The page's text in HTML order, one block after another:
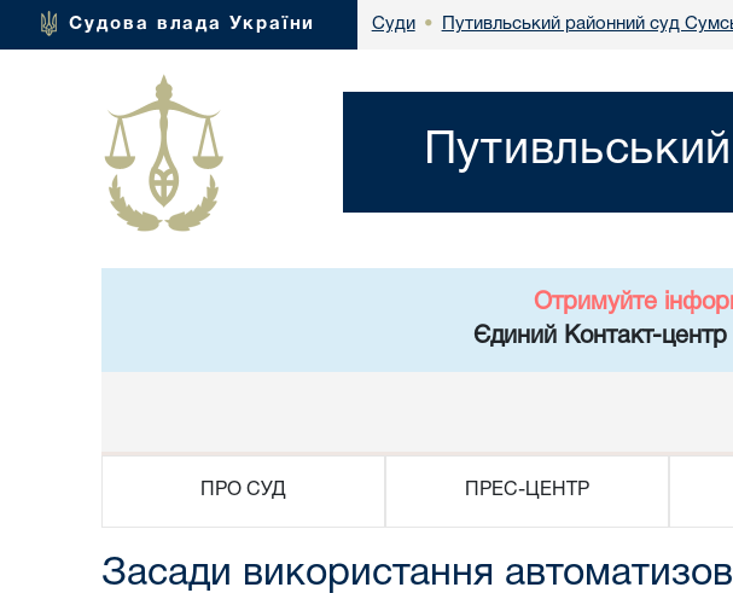
Судова влада України Суди • Путивльський районний суд
Отримуйте
Єдиний Контакт-центр
ПРО СУД ПРЕС-ЦЕНТР
Засади використання